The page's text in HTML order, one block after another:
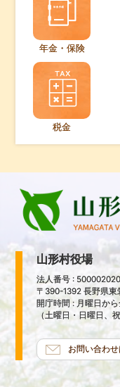
年金・保険
税金
山形村役場
法人番号 :
〒390-1392 長野県東
開庁時間 : 月曜日か
（土曜日・日曜日、
お問い合わ